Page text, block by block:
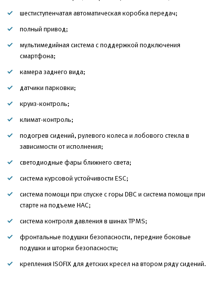
шестиступенчатая автоматическая коробка передач;
полный привод;
мультимедийная система с поддержкой подключения
смартфона;
камера заднего вида;
датчики парковки;
круиз-контроль;
климат-контроль;
подогрев сидений, рулевого колеса и лобового стекла в
зависимости от исполнения;
светодиодные фары ближнего света;
система курсовой устойчивости ESC;
система помощи при спуске с горы DBC и система помощи при
старте на подъеме HAC;
система контроля давления в шинах TPMS;
фронтальные подушки безопасности, передние боковые
подушки и шторки безопасности;
крепления ISOFIX для детских кресел на втором ряду сидений.